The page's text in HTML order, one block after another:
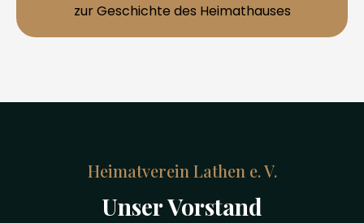
zur Geschichte des Heimathauses
Heimatverein Lathen e. V.
Unser Vorstand